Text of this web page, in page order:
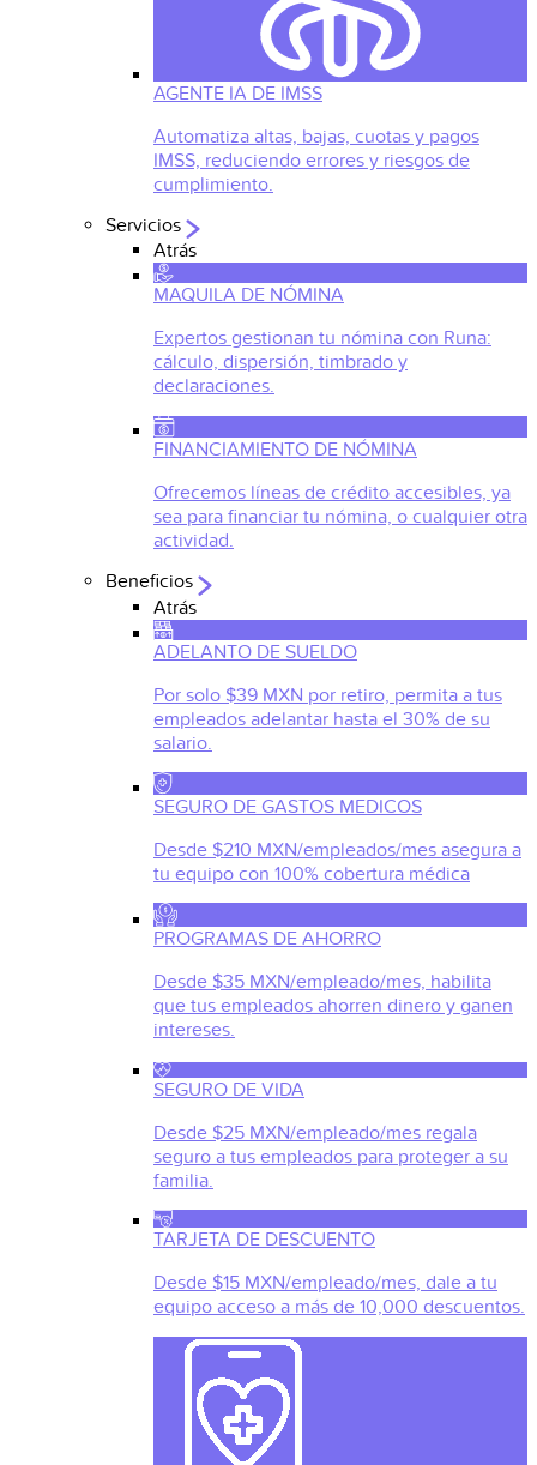
AGENTE IA DE IMSS
Automatiza altas, bajas, cuotas y pagos
IMSS, reduciendo errores y riesgos de
cumplimiento.
Servicios
Atrás
MAQUILA DE NÓMINA
Expertos gestionan tu nómina con Runa:
cálculo, dispersión, timbrado y
declaraciones.
FINANCIAMIENTO DE NÓMINA
Ofrecemos líneas de crédito accesibles, ya
sea para financiar tu nómina, o cualquier otra
actividad.
Beneficios
Atrás
ADELANTO DE SUELDO
Por solo $39 MXN por retiro, permita a tus
empleados adelantar hasta el 30% de su
salario.
SEGURO DE GASTOS MEDICOS
Desde $210 MXN/empleados/mes asegura a
tu equipo con 100% cobertura médica
PROGRAMAS DE AHORRO
Desde $35 MXN/empleado/mes, habilita
que tus empleados ahorren dinero y ganen
intereses.
SEGURO DE VIDA
Desde $25 MXN/empleado/mes regala
seguro a tus empleados para proteger a su
familia.
TARJETA DE DESCUENTO
Desde $15 MXN/empleado/mes, dale a tu
equipo acceso a más de 10,000 descuentos.